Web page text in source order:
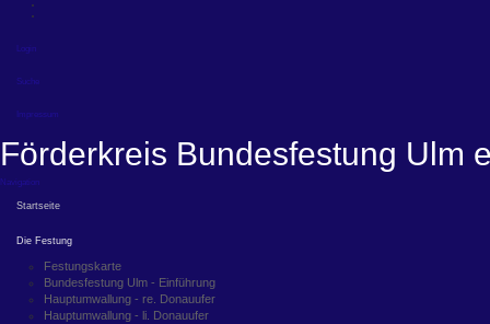
Login
Suche
Impressum
Förderkreis Bundesfestung Ulm
Navigation
Startseite
Die Festung
Festungskarte
Bundesfestung Ulm - Einführung
Hauptumwallung - re. Donauufer
Hauptumwallung - li. Donauufer